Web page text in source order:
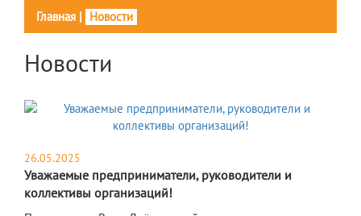
Главная | Новости
Новости
26.05.2025
Уважаемые предприниматели, руководители и
коллективы организаций!